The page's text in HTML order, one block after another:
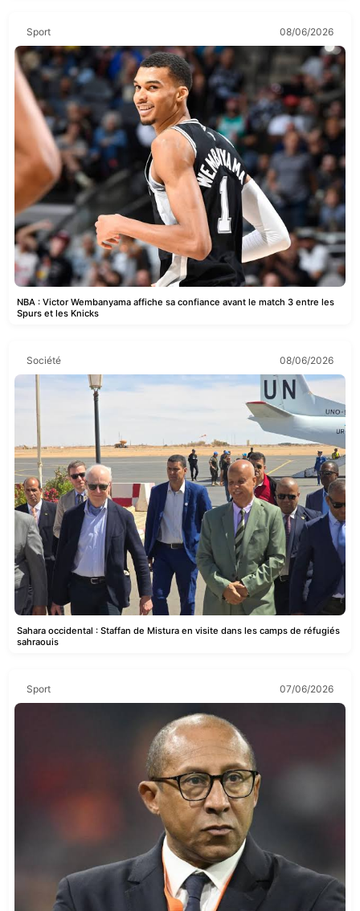
Sport 08/06/2026
NBA : Victor Wembanyama affiche sa confiance avant le match 3 entre les
Spurs et les Knicks
Société 08/06/2026
Sahara occidental : Staffan de Mistura en visite dans les camps de réfugiés
sahraouis
Sport 07/06/2026